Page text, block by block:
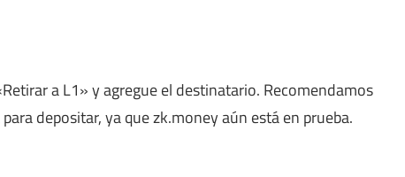
a L1» y agregue el destinatario. Recomendamos
depositar, ya que zk.money aún está en prueba.